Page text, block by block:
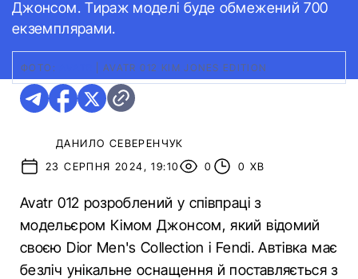
Джонсом. Тираж моделі буде обмежений 700
екземплярами.
ФОТО: AVATR 012 KIM JONES EDITION
ДАНИЛО СЕВЕРЕНЧУК
23 СЕРПНЯ 2024, 19:10
0 0 ХВ
Avatr 012 розроблений у співпраці з
модельєром Кімом Джонсом, який відомий
своєю Dior Men's Collection і Fendi. Автівка має
безліч унікальне оснащення й поставляється з